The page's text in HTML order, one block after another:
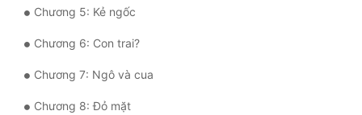
Kỳ Huyễn
Kỳ Ảo
Linh Dị
Làm Giàu
Chương 5: Kẻ ngốc
Chương 6: Con trai?
Chương 7: Ngô và cua
Chương 8: Đỏ mặt